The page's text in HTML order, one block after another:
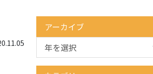
アーカイブ